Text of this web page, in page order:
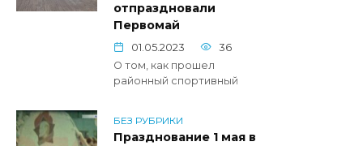
отпраздновали
Первомай
01.05.2023
36
О том, как прошел
районный спортивный
БЕЗ РУБРИКИ
Празднование 1 мая в